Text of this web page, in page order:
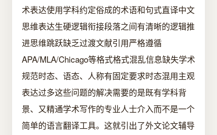
术表达使用学科约定俗成的术语和句式直译中文
思维表达生硬逻辑衔接段落之间有清晰的逻辑推
进思维跳跃缺乏过渡文献引用严格遵循
APA/MLA/Chicago等格式格式混乱信息缺失学术
规范时态、语态、人称有固定要求时态混用主观
表达过多这些问题的解决需要的是既有学科背
景、又精通学术写作的专业人士介入而不是一个
简单的语言翻译工具。这就引出了外文论文辅导